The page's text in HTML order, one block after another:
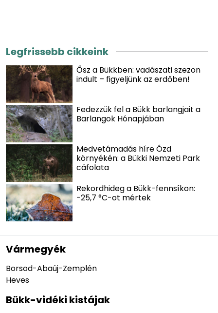
Legfrissebb cikkeink
Ősz a Bükkben: vadászati szezon
indult – figyeljünk az erdőben!
Fedezzük fel a Bükk barlangjait a
Barlangok Hónapjában
Medvetámadás híre Ózd
környékén: a Bükki Nemzeti Park
cáfolata
Rekordhideg a Bükk-fennsíkon:
-25,7 °C-ot mértek
Vármegyék
Borsod-Abaúj-Zemplén
Heves
Bükk-vidéki kistájak